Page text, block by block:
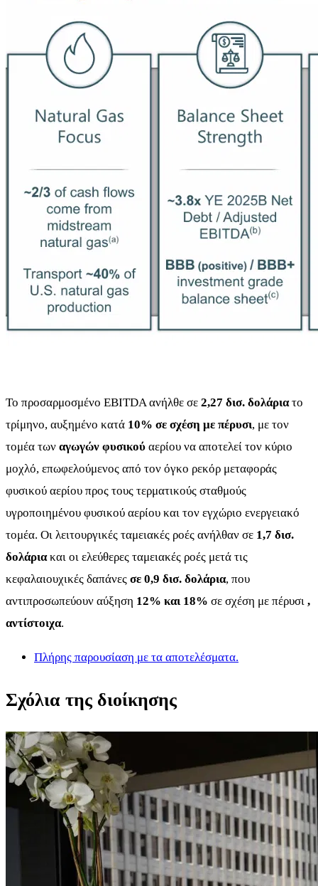
Το προσαρμοσμένο EBITDA ανήλθε σε 2,27 δισ. δολάριατο
τρίμηνο, αυξημένο κατά 10% σε σχέση με πέρυσι, με τον
τομέα των αγωγών φυσικού αερίου να αποτελεί τον κύριο
μοχλό, επωφελούμενος από τον όγκο ρεκόρ μεταφοράς
φυσικού αερίου προς τους τερματικούς σταθμούς
υγροποιημένου φυσικού αερίου και τον εγχώριο ενεργειακό
τομέα. Οι λειτουργικές ταμειακές ροές ανήλθαν σε 1,7 δισ.
δολάριακαι οι ελεύθερες ταμειακές ροές μετά τις
κεφαλαιουχικές δαπάνες σε 0,9 δισ. δολάρια, που
αντιπροσωπεύουν αύξηση 12% και 18% σε σχέση με πέρυσι ,
αντίστοιχα.
Πλήρης παρουσίαση με τα αποτελέσματα.
Σχόλια της διοίκησης